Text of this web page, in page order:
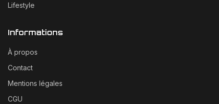
Lifestyle
Informations
À propos
Contact
Mentions légales
CGU